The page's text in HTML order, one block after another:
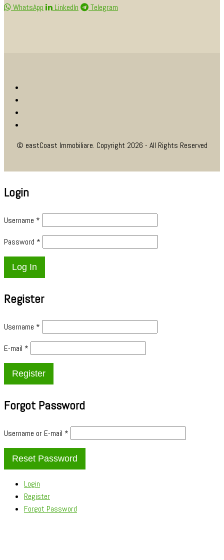
WhatsApp
LinkedIn Telegram
© eastCoast Immobiliare. Copyright 2026 - All Rights Reserved
Login
Username *
Password *
Register
Username *
E-mail *
Forgot Password
Username or E-mail *
Login
Register
Forgot Password